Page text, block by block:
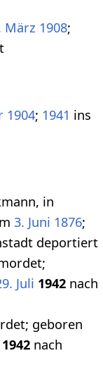
März 1908;
1904; 1941 ins
in
3. Juni 1876;
deportiert
Juli 1942 nach
geboren
1942 nach